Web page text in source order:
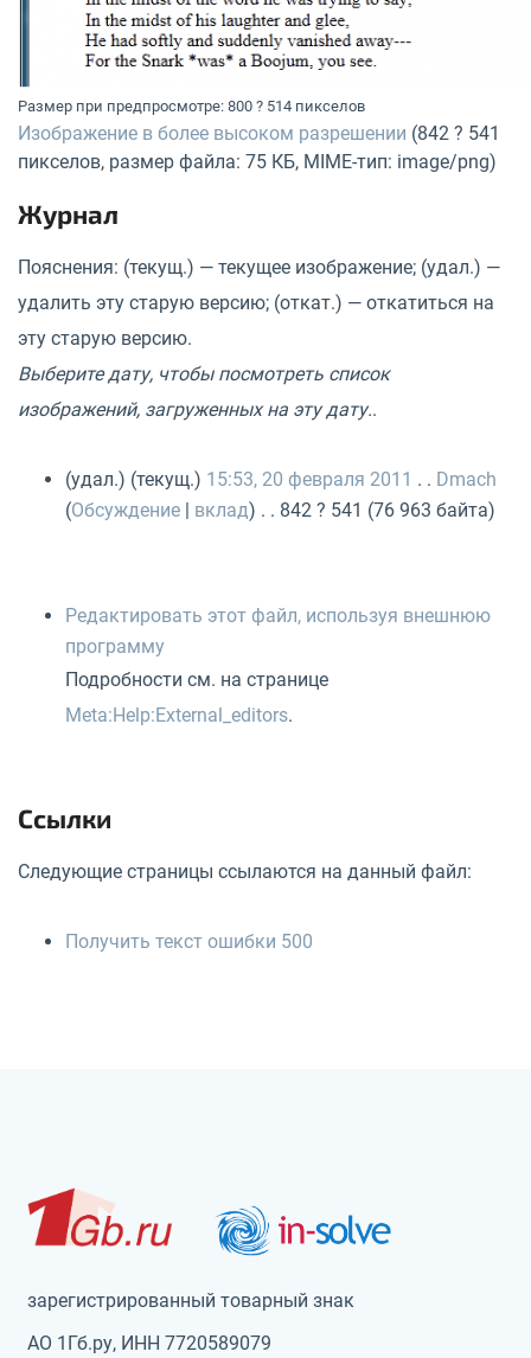
Размер при предпросмотре: 800 ? 514 пикселов
Изображение в более высоком разрешении (842 ? 541
пикселов, размер файла: 75 КБ, MIME-тип: image/png)
Журнал
Пояснения: (текущ.) — текущее изображение; (удал.) —
удалить эту старую версию; (откат.) — откатиться на
эту старую версию.
Выберите дату, чтобы посмотреть список
изображений, загруженных на эту дату..
(удал.) (текущ.) 15:53, 20 февраля 2011 . . Dmach
(Обсуждение | вклад) . . 842 ? 541 (76 963 байта)
Редактировать этот файл, используя внешнюю
программу
Подробности см. на странице
Meta:Help:External_editors.
Ссылки
Следующие страницы ссылаются на данный файл:
Получить текст ошибки 500
зарегистрированный товарный знак
АО 1Гб.ру, ИНН 7720589079